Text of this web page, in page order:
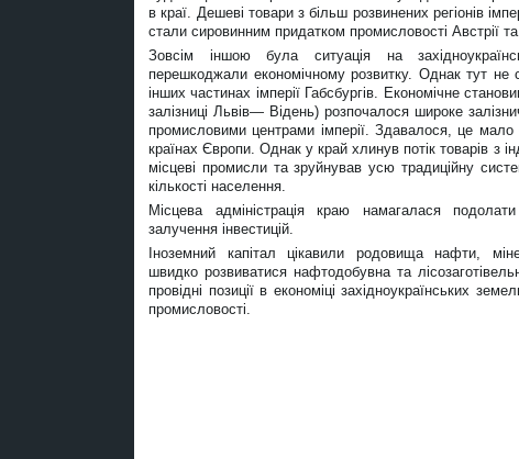
в краї. Дешеві товари з більш розвинених регіонів
стали сировинним придатком промисловості Австрії та
Зовсім іншою була ситуація на
перешкоджали економічному розвитку. Однак тут не
інших частинах імперії Габсбургів. Економічне
залізниці Львів— Відень) розпочалося широке
промисловими центрами імперії. Здавалося, це
країнах Європи. Однак у край хлинув потік товарів з
місцеві промисли та зруйнував усю традиційну
кількості населення.
Місцева адміністрація краю намагалася
залучення інвестицій.
Іноземний капітал цікавили родовища нафти,
швидко розвиватися нафтодобувна та
провідні позиції в економіці західноукраїнських
промисловості.